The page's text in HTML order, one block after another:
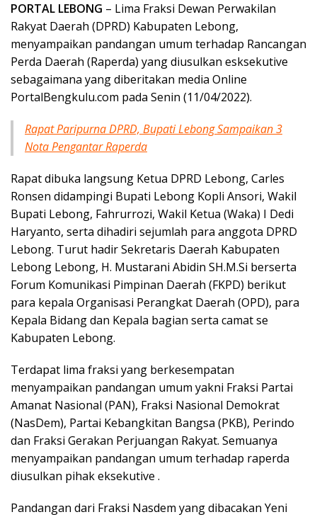
PORTAL LEBONG – Lima Fraksi Dewan Perwakilan
Rakyat Daerah (DPRD) Kabupaten Lebong,
menyampaikan pandangan umum terhadap Rancangan
Perda Daerah (Raperda) yang diusulkan esksekutive
sebagaimana yang diberitakan media Online
PortalBengkulu.com pada Senin (11/04/2022).
Rapat Paripurna DPRD, Bupati Lebong Sampaikan 3
Nota Pengantar Raperda
Rapat dibuka langsung Ketua DPRD Lebong, Carles
Ronsen didampingi Bupati Lebong Kopli Ansori, Wakil
Bupati Lebong, Fahrurrozi, Wakil Ketua (Waka) I Dedi
Haryanto, serta dihadiri sejumlah para anggota DPRD
Lebong. Turut hadir Sekretaris Daerah Kabupaten
Lebong Lebong, H. Mustarani Abidin SH.M.Si berserta
Forum Komunikasi Pimpinan Daerah (FKPD) berikut
para kepala Organisasi Perangkat Daerah (OPD), para
Kepala Bidang dan Kepala bagian serta camat se
Kabupaten Lebong.
Terdapat lima fraksi yang berkesempatan
menyampaikan pandangan umum yakni Fraksi Partai
Amanat Nasional (PAN), Fraksi Nasional Demokrat
(NasDem), Partai Kebangkitan Bangsa (PKB), Perindo
dan Fraksi Gerakan Perjuangan Rakyat. Semuanya
menyampaikan pandangan umum terhadap raperda
diusulkan pihak eksekutive .
Pandangan dari Fraksi Nasdem yang dibacakan Yeni